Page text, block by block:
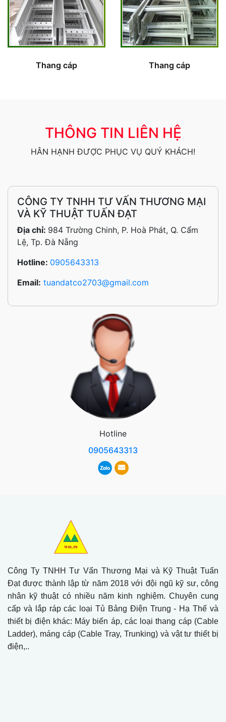
Thang cáp Thang cáp
THÔNG TIN LIÊN HỆ
HÂN HẠNH ĐƯỢC PHỤC VỤ QUÝ KHÁCH!
CÔNG TY TNHH TƯ VẤN THƯƠNG MẠI
VÀ KỸ THUẬT TUẤN ĐẠT
Địa chỉ: 984 Trường Chinh, P. Hoà Phát, Q. Cẩm
Lệ, Tp. Đà Nẵng
Hotline: 0905643313
Email: tuandatco2703@gmail.com
Hotline
0905643313
Công Ty TNHH Tư Vấn Thương Mại và Kỹ Thuật Tuấn
Đạt được thành lập từ năm 2018 với đội ngũ kỹ sư, công
nhân kỹ thuật có nhiều năm kinh nghiệm. Chuyên cung
cấp và lắp ráp các loại Tủ Bảng Điện Trung - Hạ Thế và
thiết bị điện khác: Máy biến áp, các loại thang cáp (Cable
Ladder), máng cáp (Cable Tray, Trunking) và vật tư thiết bị
điện,..